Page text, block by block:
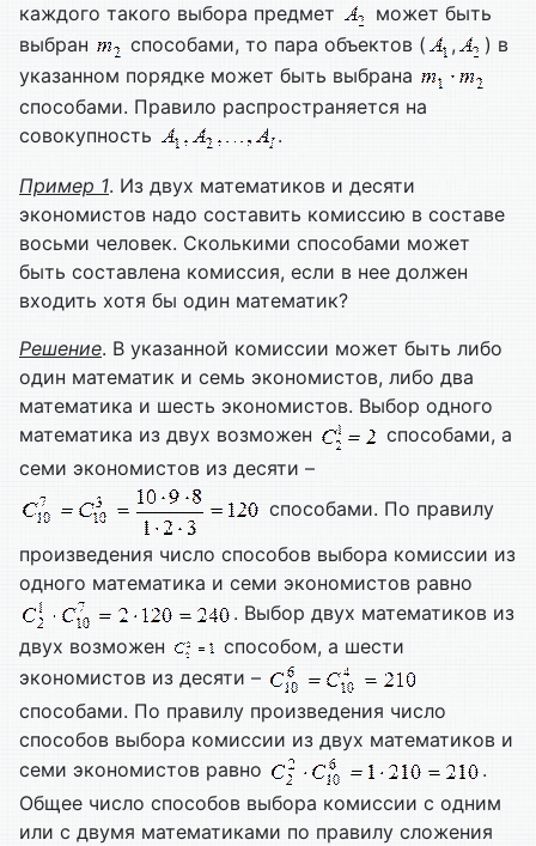
каждого такого выбора предмет
может быть
выбран
способами, то пара объектов ( ,
) в
указанном порядке может быть выбрана
способами. Правило распространяется на
совокупность
.
Пример 1. Из двух математиков и десяти
экономистов надо составить комиссию в составе
восьми человек. Сколькими способами может
быть составлена комиссия, если в нее должен
входить хотя бы один математик?
Решение. В указанной комиссии может быть либо
один математик и семь экономистов, либо два
математика и шесть экономистов. Выбор одного
математика из двух возможен
способами, а
семи экономистов из десяти –
способами. По правилу
произведения число способов выбора комиссии из
одного математика и семи экономистов равно
. Выбор двух математиков из
двух возможен
способом, а шести
экономистов из десяти –
способами. По правилу произведения число
способов выбора комиссии из двух математиков и
семи экономистов равно
.
Общее число способов выбора комиссии с одним
или с двумя математиками по правилу сложения